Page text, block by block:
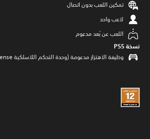
تمكين اللعب بدون اتصال
لاعب واحد
اللعب عن بُعد مدعوم
نسخة PS5‏
وظيفة الاهتزاز مدعومة (وحدة التحكم اللاسلكية DualSense‏)